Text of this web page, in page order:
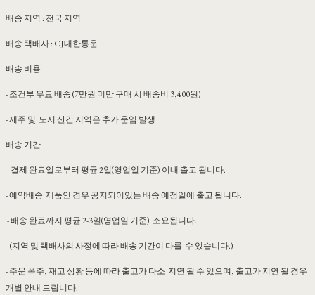
배송 지역 : 전국 지역
배송 택배사 : CJ대한통운
배송 비용
- 조건부 무료 배송 (7만원 미만 구매 시 배송비 3,400원)
- 제주 및 도서 산간 지역은 추가 운임 발생
배송 기간
- 결제 완료일로부터 평균 2일(영업일 기준) 이내 출고 됩니다.
- 예약배송 제품인 경우 공지되어있는 배송 예정일에 출고 됩니다.
- 배송 완료까지 평균 2-3일(영업일 기준) 소요됩니다.
(지역 및 택배사의 사정에 따라 배송 기간이 다를 수 있습니다.)
- 주문 폭주, 재고 상황 등에 따라 출고가 다소 지연 될 수 있으며, 출고가 지연 될 경우
개별 안내 드립니다.